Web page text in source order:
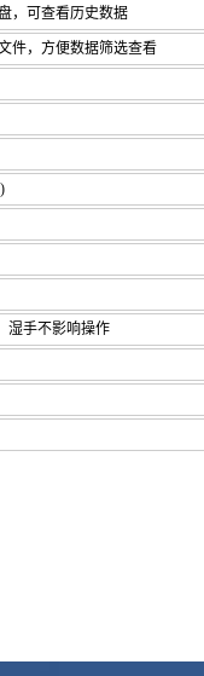
，可查看历史数据
件，方便数据筛选查看
湿手不影响操作